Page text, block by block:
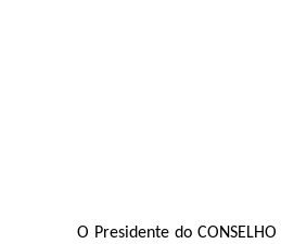
O Presidente do CONSELHO